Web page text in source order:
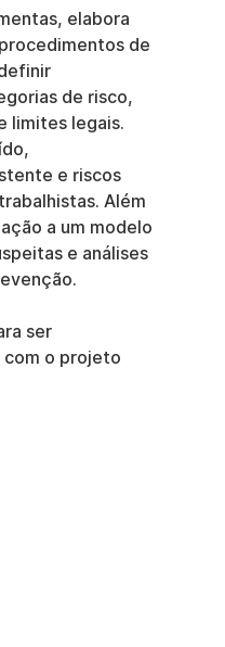
elabora
de
de risco,
limites legais.
e riscos
Além
a um modelo
e análises
ser
o projeto